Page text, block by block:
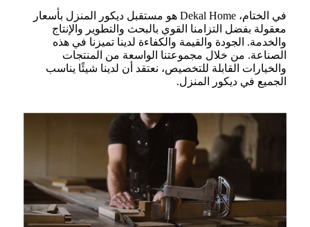
في الختام، Dekal Home هو مستقبل ديكور المنزل بأسعار
معقولة بفضل التزامنا القوي بالبحث والتطوير والإنتاج
والخدمة. الجودة والقيمة والكفاءة لدينا تميزنا في هذه
الصناعة. من خلال مجموعتنا الواسعة من المنتجات
والخيارات القابلة للتخصيص، نعتقد أن لدينا شيئًا يناسب
الجميع في ديكور المنزل.